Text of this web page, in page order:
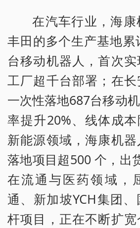
在汽车行业，海
丰田的多个生产基地累
台移动机器人，首次
工厂超千台部署；在长
一次性落地687台移动
率提升20%、线体成
新能源领域，海康机
落地项目超500 个，出
在流通与医药领域，
通、新加坡YCH集团
杆项目，正在不断扩